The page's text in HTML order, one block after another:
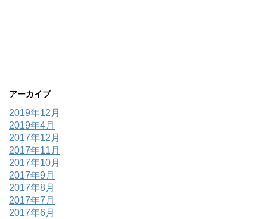
アーカイブ
2019年12月
2019年4月
2017年12月
2017年11月
2017年10月
2017年9月
2017年8月
2017年7月
2017年6月